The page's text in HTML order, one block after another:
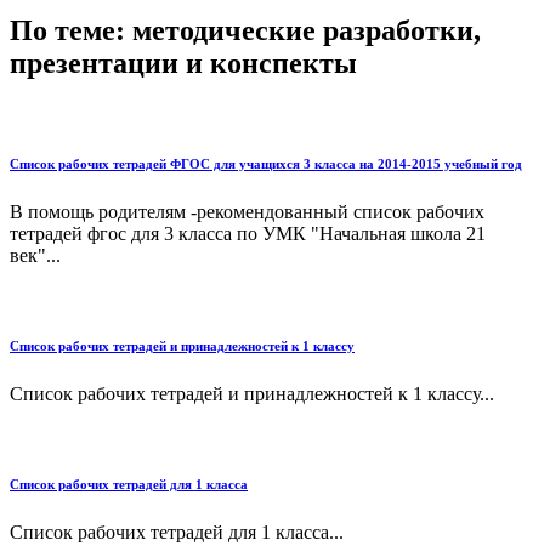
По теме: методические разработки,
презентации и конспекты
Список рабочих тетрадей ФГОС для учащихся 3 класса на 2014-2015 учебный год
В помощь родителям -рекомендованный список рабочих
тетрадей фгос для 3 класса по УМК "Начальная школа 21
век"...
Список рабочих тетрадей и принадлежностей к 1 классу
Список рабочих тетрадей и принадлежностей к 1 классу...
Список рабочих тетрадей для 1 класса
Список рабочих тетрадей для 1 класса...